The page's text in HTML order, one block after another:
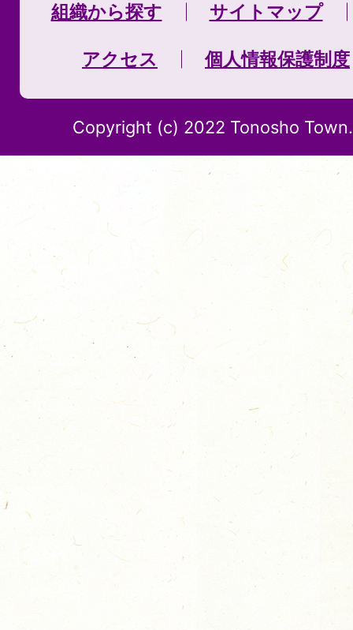
組織から探す サイトマップ
アクセス 個人情報保護制度
Copyright (c) 2022 Tonosho